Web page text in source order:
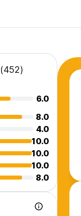
(452)
6.0
8.0
4.0
10.0
10.0
10.0
8.0